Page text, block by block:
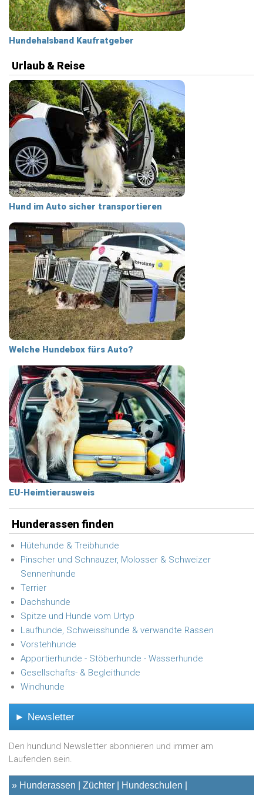
Hundehalsband Kaufratgeber
Urlaub & Reise
Hund im Auto sicher transportieren
Welche Hundebox fürs Auto?
EU-Heimtierausweis
Hunderassen finden
Hütehunde & Treibhunde
Pinscher und Schnauzer, Molosser & Schweizer
Sennenhunde
Terrier
Dachshunde
Spitze und Hunde vom Urtyp
Laufhunde, Schweisshunde & verwandte Rassen
Vorstehhunde
Apportierhunde - Stöberhunde - Wasserhunde
Gesellschafts- & Begleithunde
Windhunde
► Newsletter
Den hundund Newsletter abonnieren und immer am
Laufenden sein.
» Hunderassen Züchter Hundeschulen